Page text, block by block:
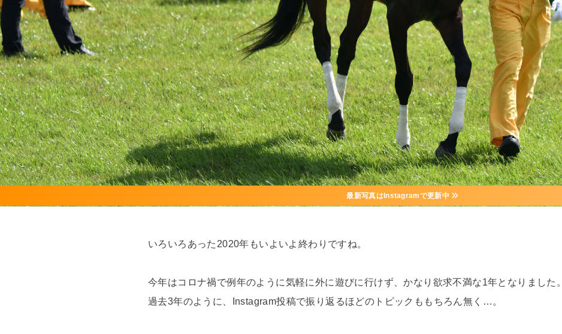
最新写真はInstagramで更新中
いろいろあった2020年もいよいよ終わりですね。
今年はコロナ禍で例年のように気軽に外に遊びに行けず、かなり欲求不満な1年となりました。
過去3年のように、Instagram投稿で振り返るほどのトピックももちろん無く…。